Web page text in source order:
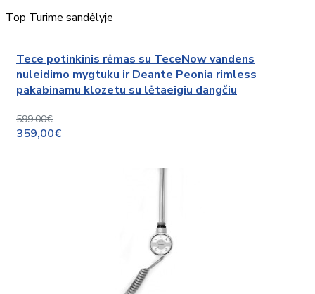
Top Turime sandėlyje
Tece potinkinis rėmas su TeceNow vandens
nuleidimo mygtuku ir Deante Peonia rimless
pakabinamu klozetu su lėtaeigiu dangčiu
599,00€
359,00€